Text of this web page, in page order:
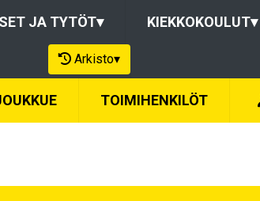
JA TYTÖT▾ KIEKKOKOULUT▾
Arkisto▾
TOIMIHENKILÖT